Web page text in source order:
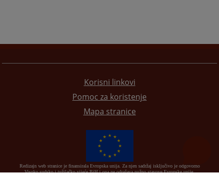
Korisni linkovi
Pomoc za koristenje
Mapa stranice
Redizajn web stranice je finansirala Evropska unija. Za njen sadržaj isključivo je odgovorno
Visoko sudsko i tužilačko vijeće BiH i ona ne odražava nužno stavove Evropske unije.